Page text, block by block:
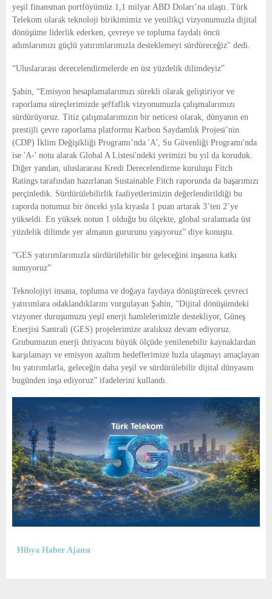
yeşil finansman portföyümüz 1,1 milyar ABD Doları’na ulaştı. Türk
Telekom olarak teknoloji birikimimiz ve yenilikçi vizyonumuzla dijital
dönüşüme liderlik ederken, çevreye ve topluma faydalı öncü
adımlarımızı güçlü yatırımlarımızla desteklemeyi sürdüreceğiz" dedi.
“Uluslararası derecelendirmelerde en üst yüzdelik dilimdeyiz”
Şahin, “Emisyon hesaplamalarımızı sürekli olarak geliştiriyor ve
raporlama süreçlerimizde şeffaflık vizyonumuzla çalışmalarımızı
sürdürüyoruz. Titiz çalışmalarımızın bir neticesi olarak, dünyanın en
prestijli çevre raporlama platformu Karbon Saydamlık Projesi’nin
(CDP) İklim Değişikliği Programı’nda 'A', Su Güvenliği Programı'nda
ise 'A-' notu alarak Global A Listesi'ndeki yerimizi bu yıl da koruduk.
Diğer yandan, uluslararası Kredi Derecelendirme kuruluşu Fitch
Ratings tarafından hazırlanan Sustainable Fitch raporunda da başarımızı
perçinledik. Sürdürülebilirlik faaliyetlerimizin değerlendirildiği bu
raporda notumuz bir önceki yıla kıyasla 1 puan artarak 3’ten 2’ye
yükseldi. En yüksek notun 1 olduğu bu ölçekte, global sıralamada üst
yüzdelik dilimde yer almanın gururunu yaşıyoruz” diye konuştu.
“GES yatırımlarımızla sürdürülebilir bir geleceğini inşasına katkı
sunuyoruz”
Teknolojiyi insana, topluma ve doğaya faydaya dönüştürecek çevreci
yatırımlara odaklandıklarını vurgulayan Şahin, “Dijital dönüşümdeki
vizyoner duruşumuzu yeşil enerji hamlelerimizle destekliyor, Güneş
Enerjisi Santrali (GES) projelerimize aralıksız devam ediyoruz.
Grubumuzun enerji ihtiyacını büyük ölçüde yenilenebilir kaynaklardan
karşılamayı ve emisyon azaltım hedeflerimize hızla ulaşmayı amaçlayan
bu yatırımlarla, geleceğin daha yeşil ve sürdürülebilir dijital dünyasını
bugünden inşa ediyoruz” ifadelerini kullandı.
Hibya Haber Ajansı